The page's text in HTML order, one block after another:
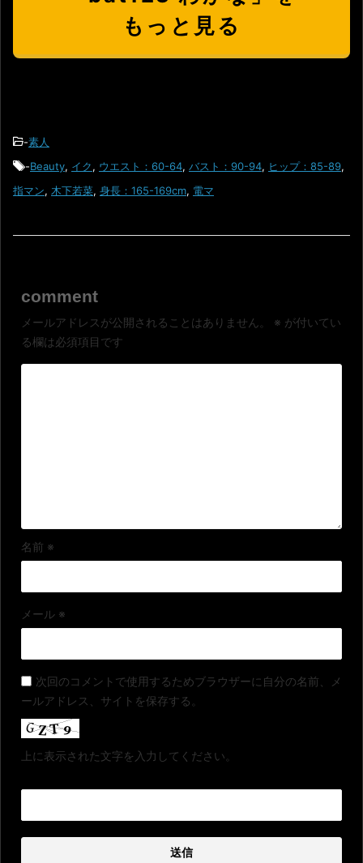
もっと見る
-素人
-Beauty, イク, ウエスト：60-64, バスト：90-94, ヒップ：85-89,
指マン, 木下若菜, 身長：165-169cm, 電マ
comment
メールアドレスが公開されることはありません。 ※ が付いてい
る欄は必須項目です
名前 ※
メール ※
次回のコメントで使用するためブラウザーに自分の名前、メ
ールアドレス、サイトを保存する。
上に表示された文字を入力してください。